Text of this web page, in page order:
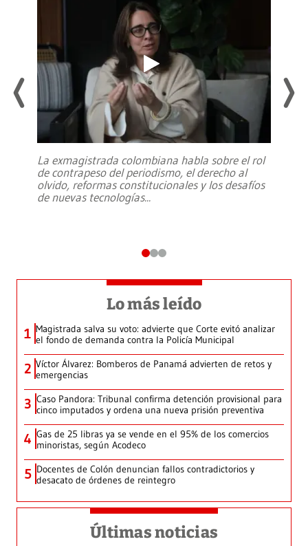
La exmagistrada colombiana habla sobre el rol
de contrapeso del periodismo, el derecho al
olvido, reformas constitucionales y los desafíos
de nuevas tecnologías...
Lo más leído
1 Magistrada salva su voto: advierte que Corte evitó analizar
el fondo de demanda contra la Policía Municipal
2 Víctor Álvarez: Bomberos de Panamá advierten de retos y
emergencias
3 Caso Pandora: Tribunal confirma detención provisional para
cinco imputados y ordena una nueva prisión preventiva
4 Gas de 25 libras ya se vende en el 95% de los comercios
minoristas, según Acodeco
5 Docentes de Colón denuncian fallos contradictorios y
desacato de órdenes de reintegro
Últimas noticias